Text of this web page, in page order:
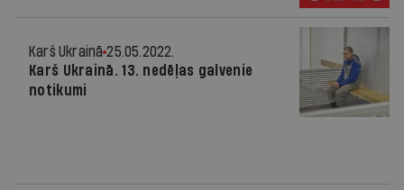
Karš Ukrainā 25.05.2022.
Karš Ukrainā. 13. nedēļas galvenie
notikumi